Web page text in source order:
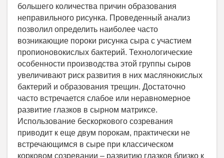
большего количества причин образования
неправильного рисунка. Проведенный анализ
позволил определить наиболее часто
возникающие пороки рисунка сыра с участием
пропионовокислых бактерий. Технологические
особенности производства этой группы сыров
увеличивают риск развития в них маслянокислых
бактерий и образования трещин. Достаточно
часто встречается слабое или неравномерное
развитие глазков в сырном матриксе.
Использование бескоркового созревания
приводит к еще двум порокам, практически не
встречающимся в сыре при классическом
корковом созревании – развитию глазков близко к